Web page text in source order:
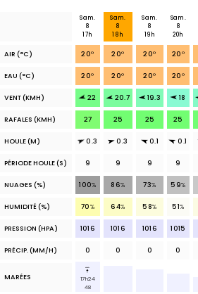
Sam.
8
17h
Sam.
8
18h
Sam.
8
19h
Sam.
8
20h
AIR (°C) 20° 20° 20° 20°
EAU (°C) 20° 20° 20° 20°
VENT (KMH) 22 20.7 19.3 18
RAFALES (KMH) 27 25 25 25
HOULE (M) 0.3 0.3 0.1 0.1
PÉRIODE HOULE (S) 9 9 9 9
NUAGES (%) 100% 86% 73% 59%
HUMIDITÉ (%) 70% 64% 58% 51%
PRESSION (HPA) 1016 1016 1016 1015
PRÉCIP.(MM/H) 0 0 0 0
MARÉES
17h24
48